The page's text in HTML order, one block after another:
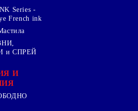
Series -
French ink
и СПРЕЙ
И